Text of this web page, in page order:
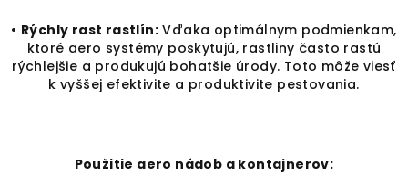
• Rýchly rast rastlín: Vďaka optimálnym podmienkam,
ktoré aero systémy poskytujú, rastliny často rastú
rýchlejšie a produkujú bohatšie úrody. Toto môže viesť
k vyššej efektivite a produktivite pestovania.
Použitie aero nádob a kontajnerov: